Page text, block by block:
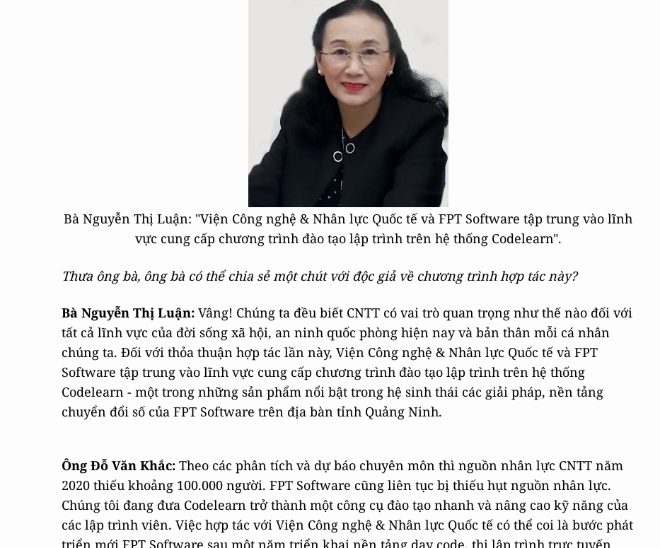
Bà Nguyễn Thị Luận: "Viện Công nghệ & Nhân lực Quốc tế và FPT Software tập trung vào lĩnh
vực cung cấp chương trình đào tạo lập trình trên hệ thống Codelearn".
Thưa ông bà, ông bà có thể chia sẻ một chút với độc giả về chương trình hợp tác này?
Bà Nguyễn Thị Luận: Vâng! Chúng ta đều biết CNTT có vai trò quan trọng như thế nào đối với
tất cả lĩnh vực của đời sống xã hội, an ninh quốc phòng hiện nay và bản thân mỗi cá nhân
chúng ta. Đối với thỏa thuận hợp tác lần này, Viện Công nghệ & Nhân lực Quốc tế và FPT
Software tập trung vào lĩnh vực cung cấp chương trình đào tạo lập trình trên hệ thống
Codelearn - một trong những sản phẩm nổi bật trong hệ sinh thái các giải pháp, nền tảng
chuyển đổi số của FPT Software trên địa bàn tỉnh Quảng Ninh.
Ông Đỗ Văn Khắc: Theo các phân tích và dự báo chuyên môn thì nguồn nhân lực CNTT năm
2020 thiếu khoảng 100.000 người. FPT Software cũng liên tục bị thiếu hụt nguồn nhân lực.
Chúng tôi đang đưa Codelearn trở thành một công cụ đào tạo nhanh và nâng cao kỹ năng của
các lập trình viên. Việc hợp tác với Viện Công nghệ & Nhân lực Quốc tế có thể coi là bước phát
triển mới FPT Software sau một năm triển khai nền tảng dạy code, thi lập trình trực tuyến